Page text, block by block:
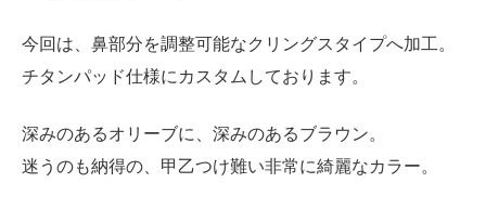
今回は、鼻部分を調整可能なクリングスタイプへ加工。
チタンパッド仕様にカスタムしております。
深みのあるオリーブに、深みのあるブラウン。
迷うのも納得の、甲乙つけ難い非常に綺麗なカラー。